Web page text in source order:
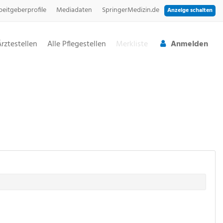
Anzeige schalten
Mediadaten SpringerMedizin.de
Anmelden
Alle Pflegestellen Merkliste